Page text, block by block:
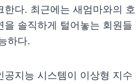
다. 최근에는 새엄마와의 호
솔직하게 털어놓는 회원들
하다.
지능 시스템이 이상형 지수